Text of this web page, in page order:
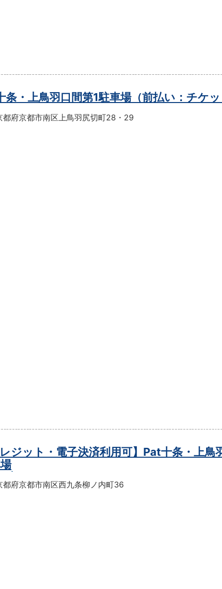
条・上鳥羽口間第1駐車場（前払い：チケ
都府京都市南区上鳥羽尻切町28・29
レジット・電子決済利用可】Pat十条・上鳥
都府京都市南区西九条柳ノ内町36